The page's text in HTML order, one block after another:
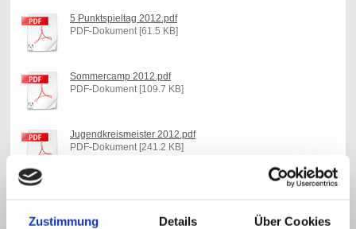
Zustimmung Details Über Cookies
5 Punktspieltag 2012.pdf
PDF-Dokument [61.5 KB]
Sommercamp 2012.pdf
PDF-Dokument [109.7 KB]
Jugendkreismeister 2012.pdf
PDF-Dokument [241.2 KB]